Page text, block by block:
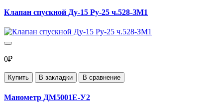
Клапан спускной Ду-15 Ру-25 ч.528-ЗМ1
0₽
Купить В закладки В сравнение
Манометр ДМ5001Е-У2